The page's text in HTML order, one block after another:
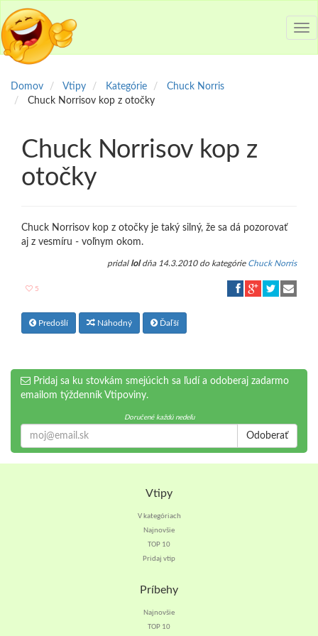
Domov Vtipy Kategórie
Chuck Norris
Chuck Norrisov kop z otočky
Chuck Norrisov kop z
otočky
Chuck Norrisov kop z otočky je taký silný, že sa dá pozorovať
aj z vesmíru - voľnym okom.
pridal loldňa 14.3.2010 do kategórie Chuck Norris
5
Predošlí Náhodný Ďaľší
Pridaj sa ku stovkám smejúcich sa ľudí a odoberaj zadarmo
emailom týždenník Vtipoviny.
Doručené každú nedeľu
Odoberať
Vtipy
V kategóriach
Najnovšie
TOP 10
Pridaj vtip
Príbehy
Najnovšie
TOP 10